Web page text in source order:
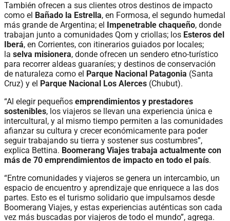
También ofrecen a sus clientes otros destinos de impacto
como el Bañado la Estrella, en Formosa, el segundo humedal
más grande de Argentina; el Impenetrable chaqueño, donde
trabajan junto a comunidades Qom y criollas; los Esteros del
Iberá, en Corrientes, con itinerarios guiados por locales;
la selva misionera, donde ofrecen un sendero etno-turístico
para recorrer aldeas guaraníes; y destinos de conservación
de naturaleza como el Parque Nacional Patagonia (Santa
Cruz) y el Parque Nacional Los Alerces (Chubut).
“Al elegir pequeños emprendimientos y prestadores
sostenibles, los viajeros se llevan una experiencia única e
intercultural, y al mismo tiempo permiten a las comunidades
afianzar su cultura y crecer económicamente para poder
seguir trabajando su tierra y sostener sus costumbres”,
explica Bettina. Boomerang Viajes trabaja actualmente con
más de 70 emprendimientos de impacto en todo el país.
“Entre comunidades y viajeros se genera un intercambio, un
espacio de encuentro y aprendizaje que enriquece a las dos
partes. Esto es el turismo solidario que impulsamos desde
Boomerang Viajes, y estas experiencias auténticas son cada
vez más buscadas por viajeros de todo el mundo”, agrega.